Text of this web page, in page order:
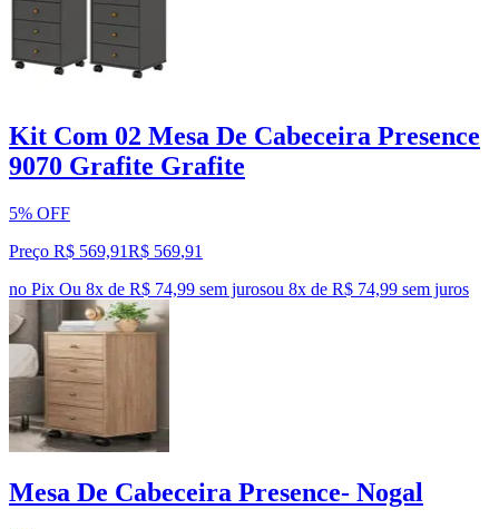
Kit Com 02 Mesa De Cabeceira Presence
9070 Grafite Grafite
5% OFF
Preço R$ 569,91R$ 569,91
no Pix Ou 8x de R$ 74,99 sem jurosou 8x de R$ 74,99 sem juros
Mesa De Cabeceira Presence- Nogal